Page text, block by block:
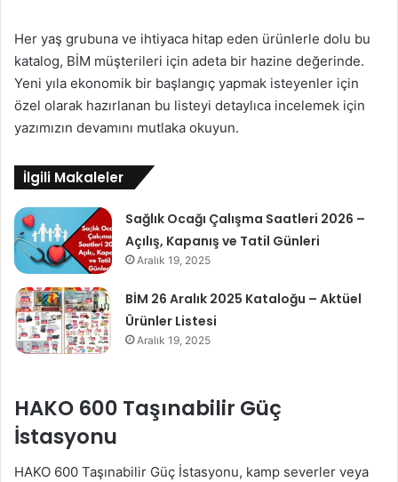
Her yaş grubuna ve ihtiyaca hitap eden ürünlerle dolu bu
katalog, BİM müşterileri için adeta bir hazine değerinde.
Yeni yıla ekonomik bir başlangıç yapmak isteyenler için
özel olarak hazırlanan bu listeyi detaylıca incelemek için
yazımızın devamını mutlaka okuyun.
İlgili Makaleler
Sağlık Ocağı Çalışma Saatleri 2026 –
Açılış, Kapanış ve Tatil Günleri
Aralık 19, 2025
BİM 26 Aralık 2025 Kataloğu – Aktüel
Ürünler Listesi
Aralık 19, 2025
HAKO 600 Taşınabilir Güç
İstasyonu
HAKO 600 Taşınabilir Güç İstasyonu, kamp severler veya